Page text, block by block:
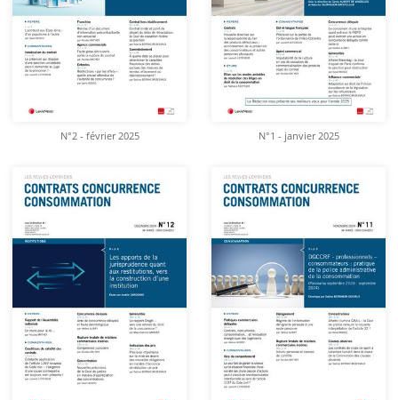
N°2 - février 2025 N°1 - janvier 2025